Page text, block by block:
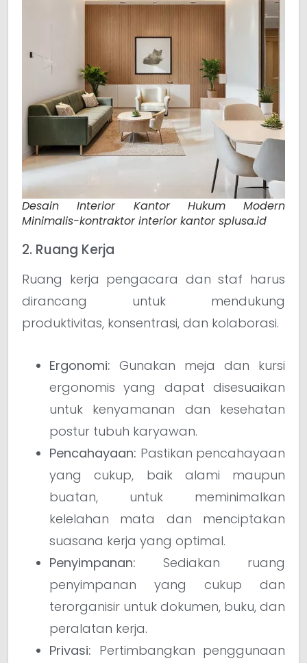
Desain Interior Kantor Hukum Modern
Minimalis-kontraktor interior kantor splusa.id
2. Ruang Kerja
Ruang kerja pengacara dan staf harus
dirancang untuk mendukung
produktivitas, konsentrasi, dan kolaborasi.
Ergonomi: Gunakan meja dan kursi
ergonomis yang dapat disesuaikan
untuk kenyamanan dan kesehatan
postur tubuh karyawan.
Pencahayaan: Pastikan pencahayaan
yang cukup, baik alami maupun
buatan, untuk meminimalkan
kelelahan mata dan menciptakan
suasana kerja yang optimal.
Penyimpanan: Sediakan ruang
penyimpanan yang cukup dan
terorganisir untuk dokumen, buku, dan
peralatan kerja.
Privasi: Pertimbangkan penggunaan